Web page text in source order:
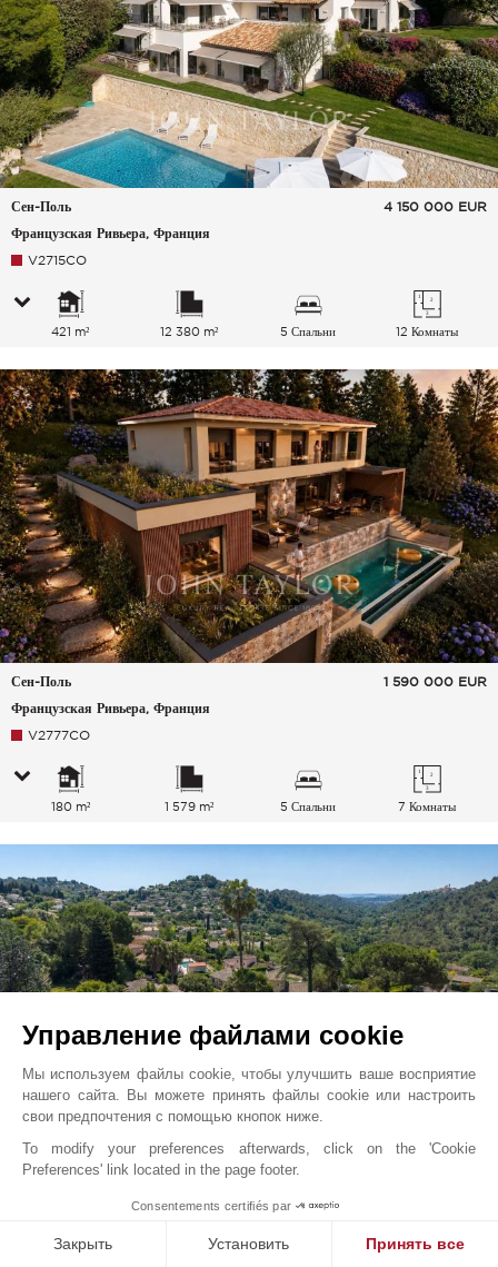
Сен-Поль
Французская Ривьера, Франция
4 150 000 EUR
V2715CO
421 m² 12 380 m² 5 Спальни 12 Комнаты
Сен-Поль
Французская Ривьера, Франция
1 590 000 EUR
V2777CO
180 m² 1 579 m² 5 Спальни 7 Комнаты
Ванс
966 000 EUR
Управление файлами cookie
Мы используем файлы cookie, чтобы улучшить ваше восприятие
нашего сайта. Вы можете принять файлы cookie или настроить
свои предпочтения с помощью кнопок ниже.
To modify your preferences afterwards, click on the 'Cookie
Preferences' link located in the page footer.
Consentements certifiés par
Закрыть Установить Принять все